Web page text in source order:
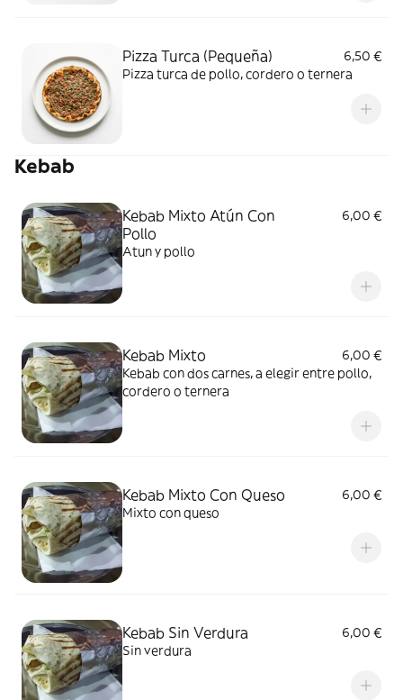
Pizza Turca (Pequeña)
6,50 €
Pizza turca de pollo, cordero o ternera
Kebab
Kebab Mixto Atún Con
Pollo
6,00 €
Atun y pollo
Kebab Mixto
6,00 €
Kebab con dos carnes, a elegir entre pollo,
cordero o ternera
Kebab Mixto Con Queso
6,00 €
Mixto con queso
Kebab Sin Verdura
6,00 €
Sin verdura